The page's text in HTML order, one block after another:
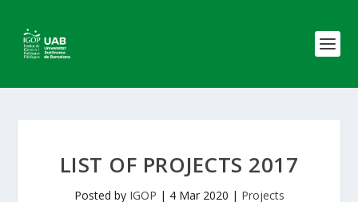
LIST OF PROJECTS 2017
Posted by IGOP | 4 Mar 2020 | Projects